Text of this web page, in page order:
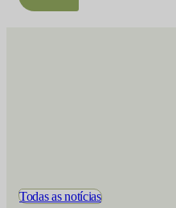
Todas as notícias